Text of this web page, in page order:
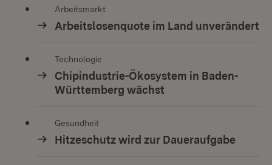
Arbeitsmarkt
Arbeitslosenquote im Land unverändert
Technologie
Chipindustrie-Ökosystem in Baden-
Württemberg wächst
Gesundheit
Hitzeschutz wird zur Daueraufgabe